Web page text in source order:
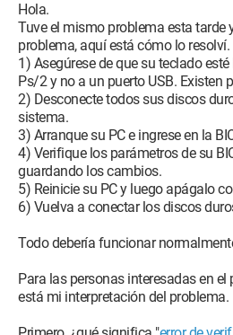
Hola.
Tuve el mismo problema esta tarde
problema, aquí está cómo lo resolví.
1) Asegúrese de que su teclado
Ps/2 y no a un puerto USB. Existen
2) Desconecte todos sus discos
sistema.
3) Arranque su PC e ingrese en la
4) Verifique los parámetros de su
guardando los cambios.
5) Reinicie su PC y luego apágalo
6) Vuelva a conectar los discos
Todo debería funcionar
Para las personas interesadas en el
está mi interpretación del problema.